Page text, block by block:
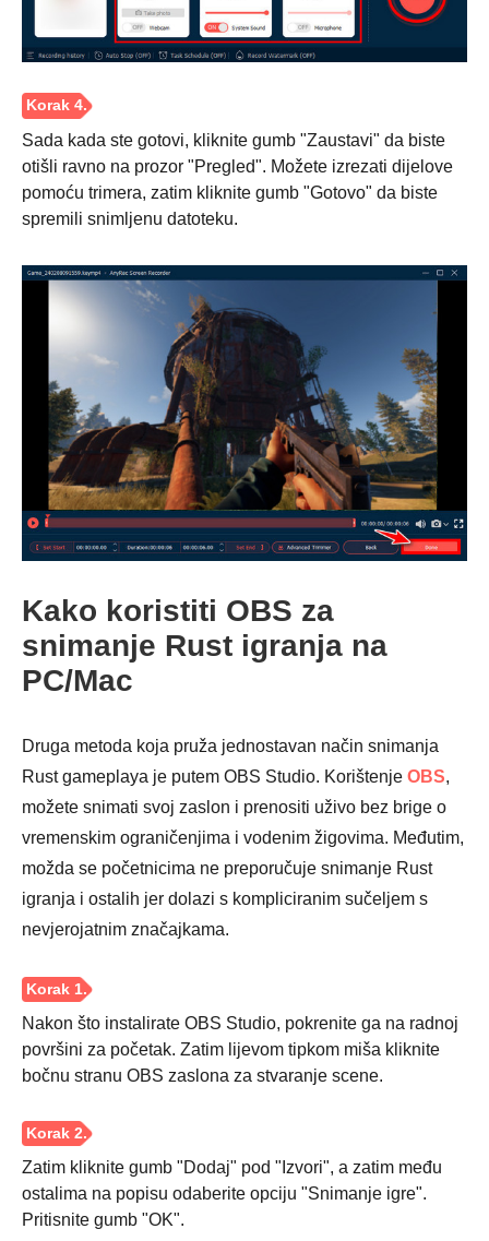
3. korak
Sada kada ste gotovi, kliknite gumb "Zaustavi" da biste
otišli ravno na prozor "Pregled". Možete izrezati dijelove
pomoću trimera, zatim kliknite gumb "Gotovo" da biste
spremili snimljenu datoteku.
Kako koristiti OBS za
snimanje Rust igranja na
PC/Mac
Druga metoda koja pruža jednostavan način snimanja
Rust gameplaya je putem OBS Studio. Korištenje OBS,
možete snimati svoj zaslon i prenositi uživo bez brige o
vremenskim ograničenjima i vodenim žigovima. Međutim,
možda se početnicima ne preporučuje snimanje Rust
igranja i ostalih jer dolazi s kompliciranim sučeljem s
nevjerojatnim značajkama.
Nakon što instalirate OBS Studio, pokrenite ga na radnoj
površini za početak. Zatim lijevom tipkom miša kliknite
bočnu stranu OBS zaslona za stvaranje scene.
Zatim kliknite gumb "Dodaj" pod "Izvori", a zatim među
ostalima na popisu odaberite opciju "Snimanje igre".
Pritisnite gumb "OK".